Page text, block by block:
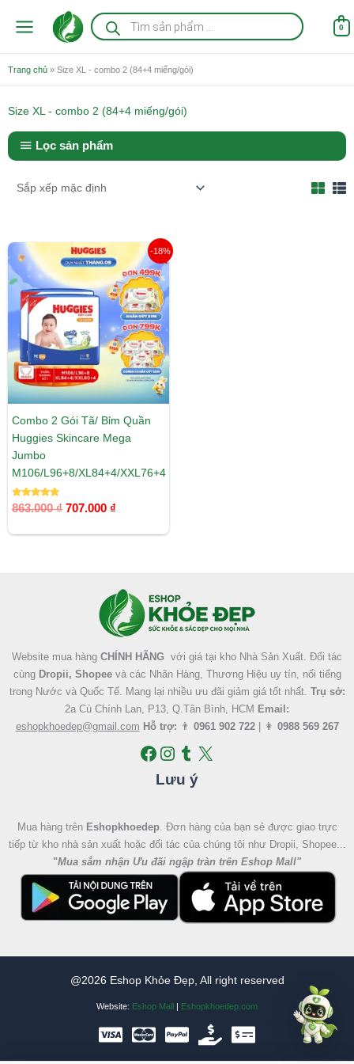
Tìm
kiếm
sản
0
Trang chủ » Size XL - combo 2 (84+4 miếng/gói)
Size XL - combo 2 (84+4 miếng/gói)
Lọc sản phẩm
-18%
Combo 2 Gói Tã/ Bỉm Quần
Huggies Skincare Mega
Jumbo
M106/L96+8/XL84+4/XXL76+4
Được xếp
hạng
863.000₫
Giá
gốc
là:
863.000 ₫.
707.000 ₫
hiện
tại
là:
707.000 ₫.
Website mua hàng CHÍNH HÃNG với giá tại kho Nhà Sản Xuất. Đối tác
cùng Dropii, Shopeevà các Nhãn Hàng, Thương Hiệu uy tín, nổi tiếng
trong Nước và Quốc Tế. Mang lại nhiều ưu đãi giảm giá tốt nhất. Trụ sở:
2a Cù Chính Lan, P13, Q.Tân Bình, HCM Email:
eshopkhoedep@gmail.com Hỗ trợ: 👨 0961 902 722| 👩 0988 569 267
Lưu ý
Mua hàng trên Eshopkhoedep. Đơn hàng của bạn sẻ được giao trực
tiếp từ kho nhà sản xuất hoặc đối tác của chúng tôi như Dropii, Shopee...
"Mua sắm nhận Ưu đãi ngập tràn trên Eshop Mall"
@2026 Eshop Khỏe Đẹp, All right reserved
Website: Eshop Mall Eshopkhoedep.com